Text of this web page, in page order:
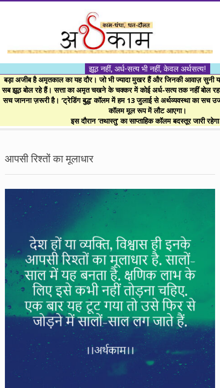
।।
अर्थकाम।।
BE
FINANCIALLY
CLEVER!
झूठ नहीं, अर्ध-सत्य भी नहीं, केवल अर्थसत्य!
बड़ा अजीब है अमृतकाल का यह दौर। जो भी ज्यादा मुखर हैं और जिनकी आवाज़ सुनी
सब झूठ बोल रहे हैं। सत्ता का अमृत चखने के चक्कर में कोई अर्ध-सत्य तक नहीं बोल
सच जानना ज़रूरी है। ‘ट्रेडिंग बुद्ध’ कॉलम में हम 13 जुलाई से अर्थव्यवस्था का सच
कॉलम मूल रूप में लौट आएगा।
इस दौरान ‘तथास्तु’ का साप्ताहिक कॉलम बदस्तूर जारी
Menu
आपसी रिश्तों का मूलाधार